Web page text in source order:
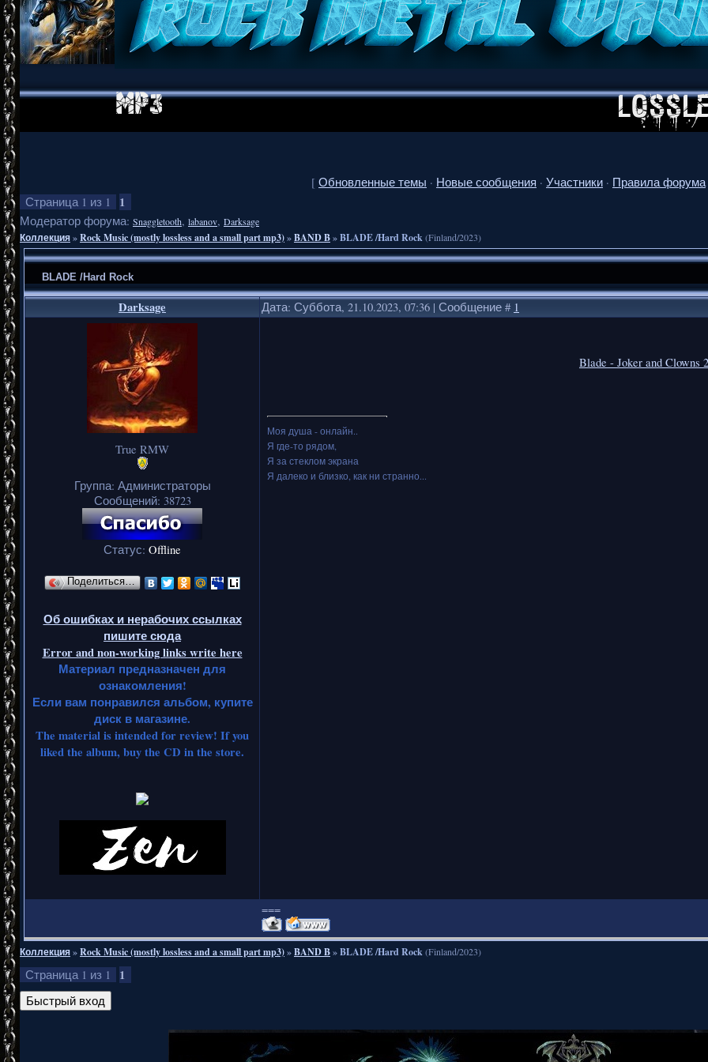
[ Обновленные темы · Новые сообщения · Участники · Правила форума
Страница 1 из 1 1
Модератор форума: Snaggletooth, labanov, Darksage
Коллекция»Rock Music (mostly lossless and a small part mp3)»BAND B»BLADE /Hard Rock(Finland/2023)
BLADE /Hard Rock
Darksage Дата: Суббота, 21.10.2023, 07:36 | Сообщение # 1
True RMW
Группа: Администраторы
Сообщений: 38723
Статус: Offline
Поделиться…
Об ошибках и нерабочих ссылках
пишите сюда
Error and non-working links write here
Материал предназначен для
ознакомления!
Если вам понравился альбом, купите
диск в магазине.
The material is intended for review! If you
liked the album, buy the CD in the store.
Blade - Joker and Clowns
Моя душа - онлайн..
Я где-то рядом,
Я за стеклом экрана
Я далеко и близко, как ни странно...
===
Коллекция»Rock Music (mostly lossless and a small part mp3)»BAND B»BLADE /Hard Rock(Finland/2023)
Страница 1 из 1 1